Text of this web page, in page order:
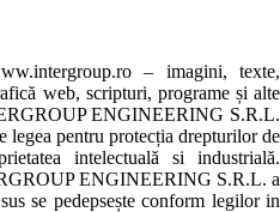
– imagini, texte,
web, scripturi, programe și alte
ENGINEERING S.R.L.
legea pentru protecția drepturilor de
intelectuală si industrială.
ENGINEERING S.R.L. a
se pedepsește conform legilor in